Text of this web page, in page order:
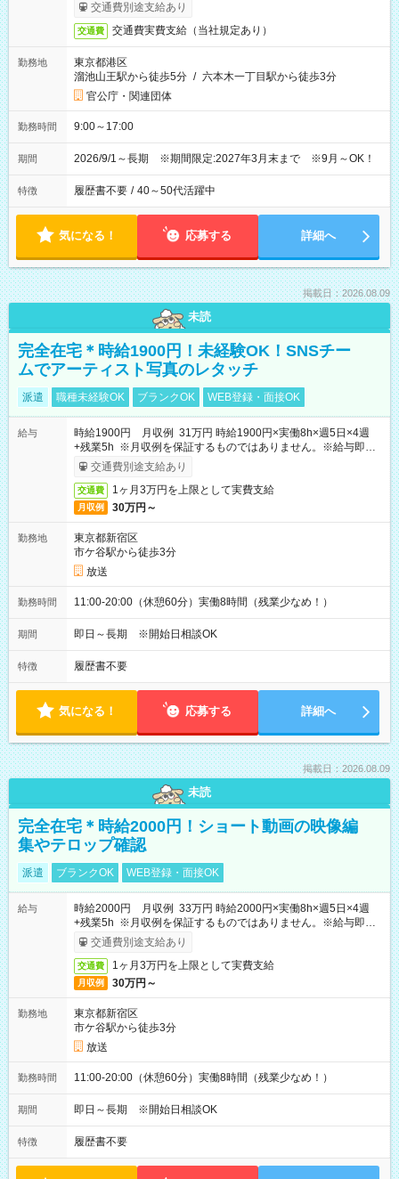
交通費別途支給あり
交通費 交通費実費支給（当社規定あり）
勤務地
東京都港区
溜池山王駅から徒歩5分 / 六本木一丁目駅から徒歩3分
官公庁・関連団体
勤務時間 9:00～17:00
期間 2026/9/1～長期 ※期間限定:2027年3月末まで ※9月～OK！
特徴 履歴書不要 / 40～50代活躍中
気になる！ 応募する 詳細へ
掲載日：2026.08.09
未読
完全在宅＊時給1900円！未経験OK！SNSチー
ムでアーティスト写真のレタッチ
派遣 職種未経験OK ブランクOK WEB登録・面接OK
給与
時給1900円 月収例 31万円 時給1900円×実働8h×週5日×4週
+残業5h ※月収例を保証するものではありません。※給与即受
取りサービス利用可（利用条件有）
交通費別途支給あり
交通費 1ヶ月3万円を上限として実費支給
月収例 30万円～
勤務地
東京都新宿区
市ケ谷駅から徒歩3分
放送
勤務時間 11:00-20:00（休憩60分）実働8時間（残業少なめ！）
期間 即日～長期 ※開始日相談OK
特徴 履歴書不要
気になる！ 応募する 詳細へ
掲載日：2026.08.09
未読
完全在宅＊時給2000円！ショート動画の映像編
集やテロップ確認
派遣 ブランクOK WEB登録・面接OK
給与
時給2000円 月収例 33万円 時給2000円×実働8h×週5日×4週
+残業5h ※月収例を保証するものではありません。※給与即受
取りサービス利用可（利用条件有）
交通費別途支給あり
交通費 1ヶ月3万円を上限として実費支給
月収例 30万円～
勤務地
東京都新宿区
市ケ谷駅から徒歩3分
放送
勤務時間 11:00-20:00（休憩60分）実働8時間（残業少なめ！）
期間 即日～長期 ※開始日相談OK
特徴 履歴書不要